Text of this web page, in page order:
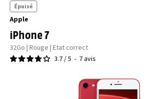
Apple
iPhone 7
32Go | Rouge | Etat correct
3.7 /5 - 7avis
Épuisé